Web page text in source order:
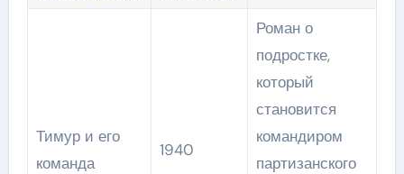
Тимур и его
команда
1940
Роман о
подростке,
который
становится
командиром
партизанского